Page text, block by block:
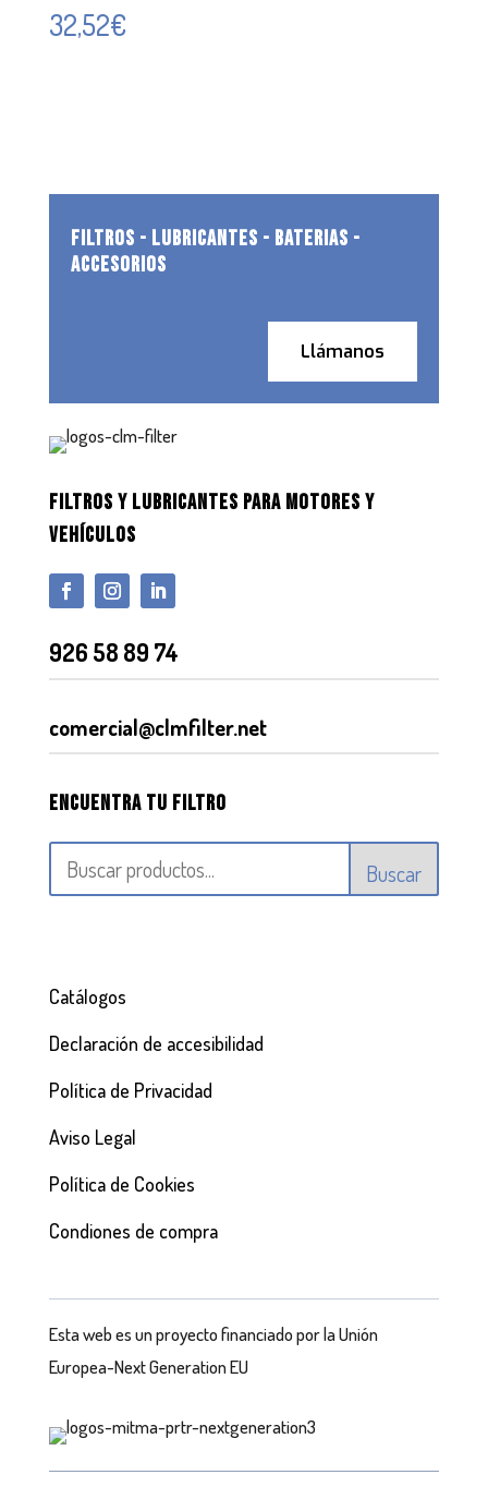
32,52€
FILTROS - LUBRICANTES - BATERIAS -
ACCESORIOS
Llámanos
FILTROS Y LUBRICANTES PARA MOTORES Y
VEHÍCULOS
926 58 89 74
comercial@clmfilter.net
Encuentra tu filtro
Buscar
Catálogos
Declaración de accesibilidad
Política de Privacidad
Aviso Legal
Política de Cookies
Condiones de compra
Esta web es un proyecto financiado por la Unión
Europea-Next Generation EU